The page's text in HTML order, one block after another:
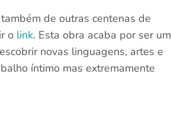
de outras centenas de
o link. Esta obra acaba por ser um
novas linguagens, artes e
íntimo mas extremamente